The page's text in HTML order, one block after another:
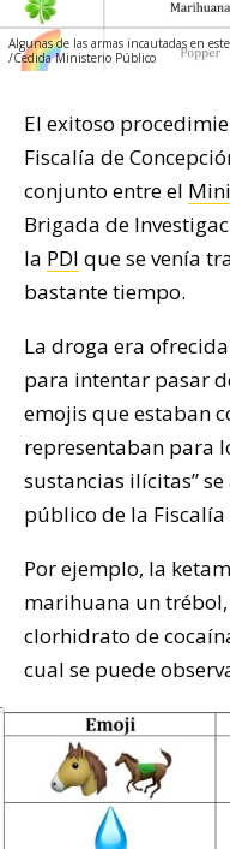
Algunas de las armas incautadas en
/Cedida Ministerio Público
El exitoso
Fiscalía de
conjunto entre el
Brigada de
la PDI que se venía
bastante tiempo.
La droga era
para intentar pasar
emojis que estaban
representaban para
sustancias ilícitas”
público de la Fiscalía
Por ejemplo, la
marihuana un
clorhidrato de
cual se puede